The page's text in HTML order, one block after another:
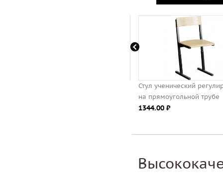
Стул ученический
на прямоугольной трубе
1344.00 ⃏